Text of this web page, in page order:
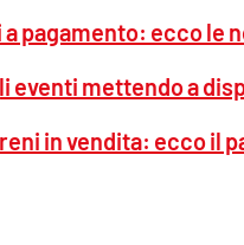
pagamento: ecco le
eventi mettendo a
in vendita: ecco il